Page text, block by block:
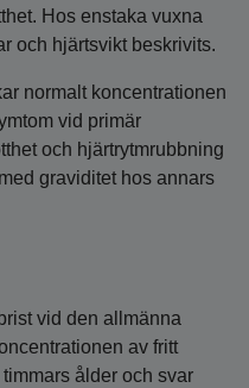
Hos enstaka vuxna
och hjärtsvikt beskrivits.
normalt koncentrationen
vid primär
och hjärt­rytm­rubbning
graviditet hos annars
vid den allmänna
av fritt
ålder och svar